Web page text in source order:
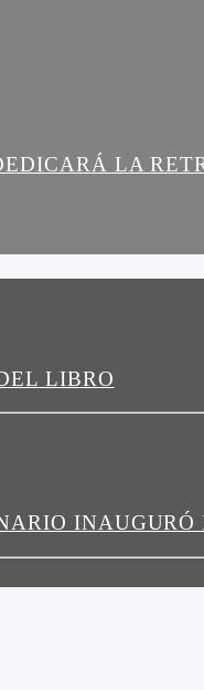
LA
LIBRO
INAUGURÓ